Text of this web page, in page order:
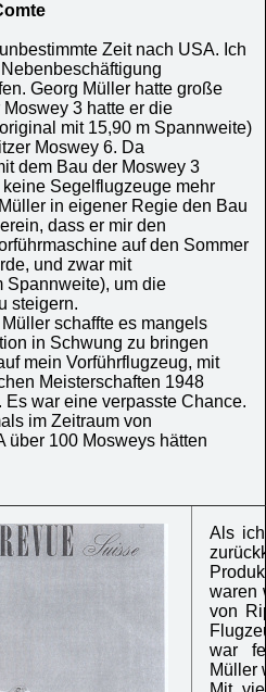
Zeit nach USA. Ich
Georg Müller hatte große
3 hatte er die
mit 15,90 m Spannweite)
Moswey 6. Da
dem Bau der Moswey 3
Segelflugzeuge mehr
in eigener Regie den Bau
dass er mir den
auf den Sommer
und zwar mit
Spannweite), um die
steigern.
schaffte es mangels
in Schwung zu bringen
mein Vorführflugzeug, mit
Meisterschaften 1948
war eine verpasste Chance.
im Zeitraum von
über 100 Mosweys hätten
Als
waren
von
war
Müller